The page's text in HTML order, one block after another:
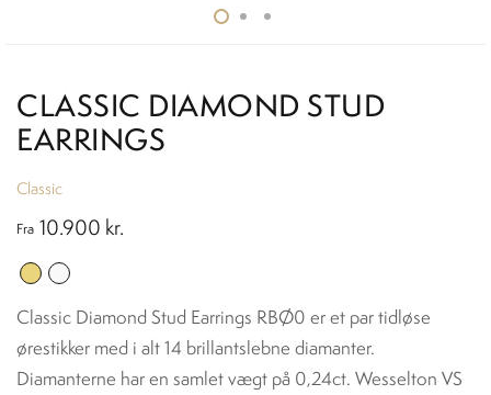
CLASSIC DIAMOND STUD
EARRINGS
Classic
Fra 10.900 kr.
Classic Diamond Stud Earrings RBØ0 er et par tidløse
ørestikker med i alt 14 brillantslebne diamanter.
Diamanterne har en samlet vægt på 0,24ct. Wesselton VS